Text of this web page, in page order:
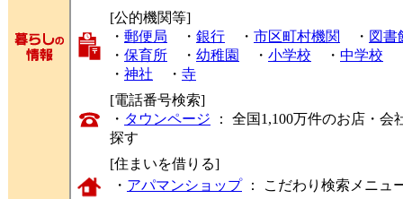
[公的機関等]
・ 郵便局 ・ 銀行 ・ 市区町村機関 ・ 図書
・ 保育所 ・ 幼稚園 ・ 小学校 ・ 中学校
・ 神社 ・ 寺
[電話番号検索]
・ タウンページ ： 全国1,100万件のお店・
探す
[住まいを借りる]
・ アパマンショップ： こだわり検索メニュ